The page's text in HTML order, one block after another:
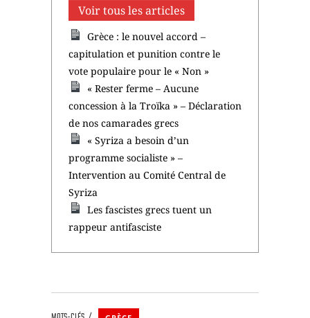
Voir tous les articles
Grèce : le nouvel accord –
capitulation et punition contre le
vote populaire pour le « Non »
« Rester ferme – Aucune
concession à la Troïka » – Déclaration
de nos camarades grecs
« Syriza a besoin d’un
programme socialiste » –
Intervention au Comité Central de
Syriza
Les fascistes grecs tuent un
rappeur antifasciste